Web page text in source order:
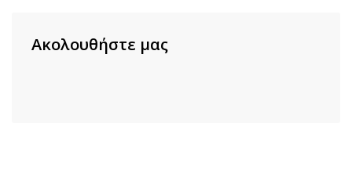
Ακολουθήστε μας